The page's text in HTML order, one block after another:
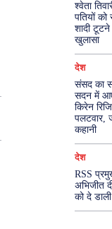
श्वेता
पतियों को
शादी टूटने
खुलासा
देश
संसद का
सदन में
किरेन
पलटवार,
कहानी
देश
RSS
अभिजीत
को दे